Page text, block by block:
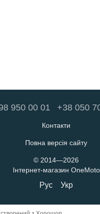
950 00 01 +38 050
Контакти
Повна версія сайту
© 2014—2026
Інтернет-магазин OneMoto
Рус Укр